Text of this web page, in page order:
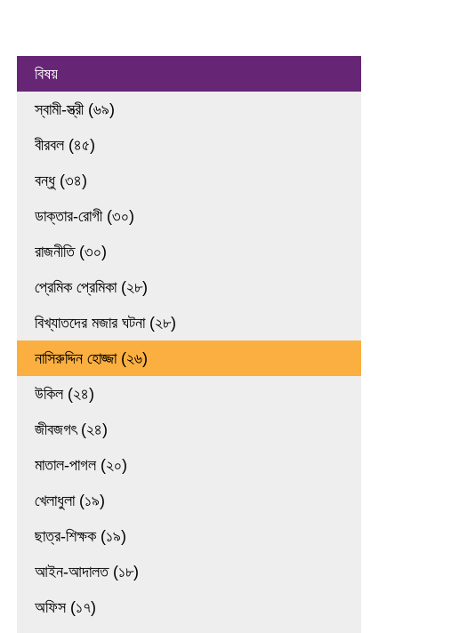
বিষয়
স্বামী-স্ত্রী (৬৯)
বীরবল (৪৫)
বন্ধু (৩৪)
ডাক্তার-রোগী (৩০)
রাজনীতি (৩০)
প্রেমিক প্রেমিকা (২৮)
বিখ্যাতদের মজার ঘটনা (২৮)
নাসিরুদ্দিন হোজ্জা (২৬)
উকিল (২৪)
জীবজগৎ (২৪)
মাতাল-পাগল (২০)
খেলাধুলা (১৯)
ছাত্র-শিক্ষক (১৯)
আইন-আদালত (১৮)
অফিস (১৭)